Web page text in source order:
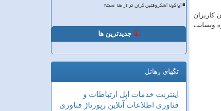
کاربران
وبسایت
آیا کولا آشکروفتین گران تر از طلا است؟
جدیدترین ها
تگهای رهاتل
اینترنت خدمات اپل ارتباطات و
فناوری اطلاعات آنلاین رپورتاژ فناوری